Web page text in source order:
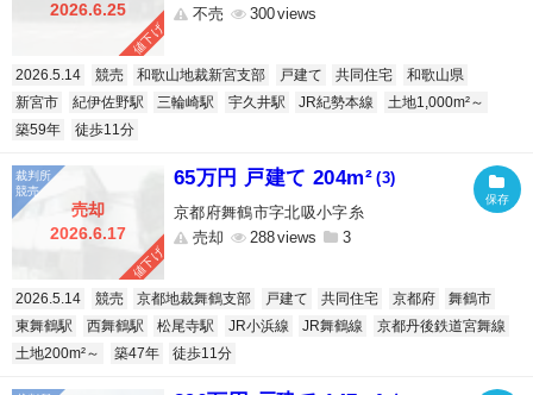
2026.6.25
値下げ
不売
300
2026.5.14 競売 和歌山地裁新宮支部 戸建て 共同住宅
和歌山県
新宮市
紀伊佐野駅 三輪崎駅 宇久井駅 JR紀勢本線
土地1,000m²～
築59年
徒歩11分
売却
2026.6.17
値下げ
65万円 戸建て 204m² (3)
京都府舞鶴市字北吸小字糸
売却
288 3
2026.5.14 競売 京都地裁舞鶴支部 戸建て 共同住宅 京都府
舞鶴市
東舞鶴駅
西舞鶴駅 松尾寺駅 JR小浜線 JR舞鶴線
京都丹後鉄道宮舞線
土地200m²～
築47年 徒歩11分